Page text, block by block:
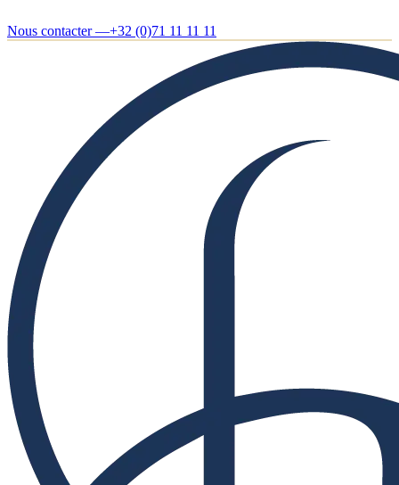
Nous contacter —+32 (0)71 11 11 11